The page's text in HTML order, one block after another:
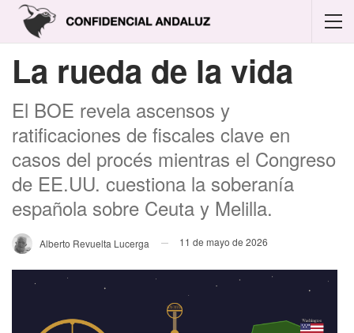
La rueda de la vida
El BOE revela ascensos y
ratificaciones de fiscales clave en
casos del procés mientras el Congreso
de EE.UU. cuestiona la soberanía
española sobre Ceuta y Melilla.
Alberto Revuelta Lucerga 11 de mayo de 2026